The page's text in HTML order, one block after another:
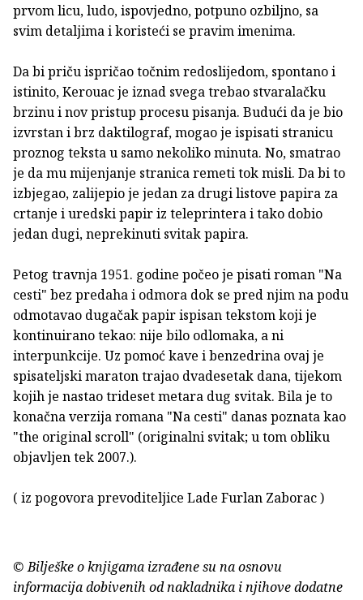
prvom licu, ludo, ispovjedno, potpuno ozbiljno, sa
svim detaljima i koristeći se pravim imenima.
Da bi priču ispričao točnim redoslijedom, spontano i
istinito, Kerouac je iznad svega trebao stvaralačku
brzinu i nov pristup pro­cesu pisanja. Budući da je bio
izvrstan i brz daktilograf, mogao je ispisati stranicu
proznog teksta u samo nekoliko minuta. No, sma­trao
je da mu mijenjanje stranica remeti tok misli. Da bi to
izbjegao, zalijepio je jedan za drugi listove papira za
crtanje i uredski papir iz teleprintera i tako dobio
jedan dugi, neprekinuti svitak papira.
Petog travnja 1951. godine počeo je pisati roman "Na
cesti" bez predaha i odmora dok se pred njim na podu
odmotavao dugačak papir ispisan tekstom koji je
kontinuirano tekao: nije bilo odlomaka, a ni
interpunkcije. Uz pomoć kave i benzedrina ovaj je
spisateljski maraton trajao dvadesetak dana, tijekom
kojih je nastao trideset metara dug svitak. Bila je to
konačna verzija romana "Na cesti" danas poznata kao
"the original scroll" (originalni svitak; u tom obliku
objavljen tek 2007.).
( iz pogovora prevoditeljice Lade Furlan Zaborac )
© Bilješke o knjigama izrađene su na osnovu
informacija dobivenih od nakladnika i njihove dodatne